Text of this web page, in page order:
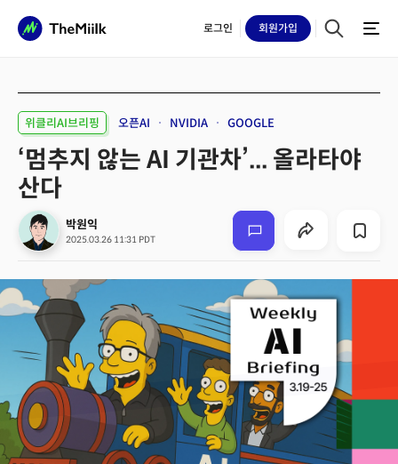
로그인 회원가입
위클리AI브리핑 오픈AI NVIDIA GOOGLE
‘멈추지 않는 AI 기관차’... 올라타야
산다
박원익
2025.03.26 11:31 PDT